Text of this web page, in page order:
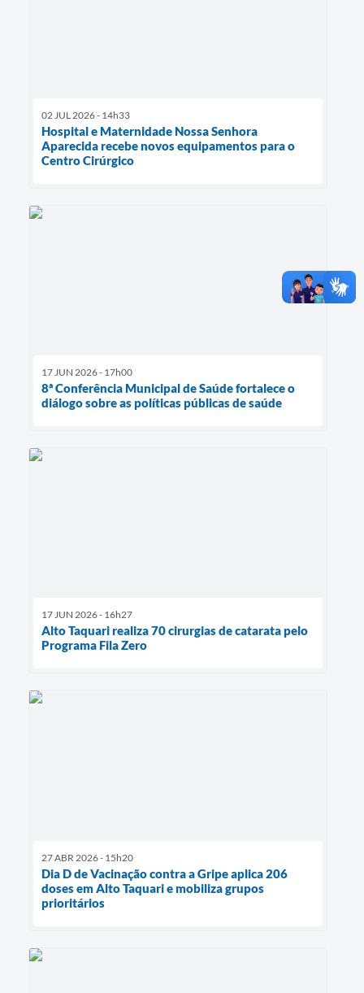
02 JUL 2026 - 14h33
Hospital e Maternidade Nossa Senhora
Aparecida recebe novos equipamentos para o
Centro Cirúrgico
17 JUN 2026 - 17h00
8ª Conferência Municipal de Saúde fortalece o
diálogo sobre as políticas públicas de saúde
17 JUN 2026 - 16h27
Alto Taquari realiza 70 cirurgias de catarata pelo
Programa Fila Zero
27 ABR 2026 - 15h20
Dia D de Vacinação contra a Gripe aplica 206
doses em Alto Taquari e mobiliza grupos
prioritários